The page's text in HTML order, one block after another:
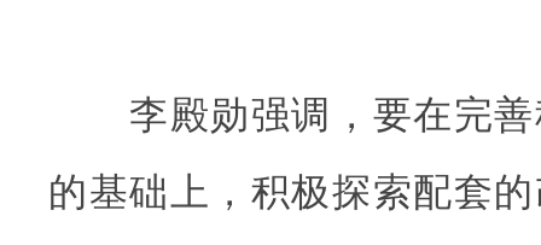
李殿勋强调，要在完善
的基础上，积极探索配套